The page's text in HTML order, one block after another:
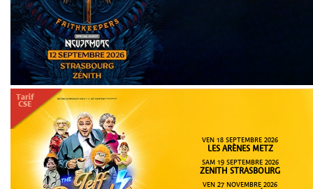
VEN 18 SEPTEMBRE 2026
LES ARÈNES METZ
SAM 19 SEPTEMBRE 2026
ZENITH STRASBOURG
VEN 27 NOVEMBRE 2026